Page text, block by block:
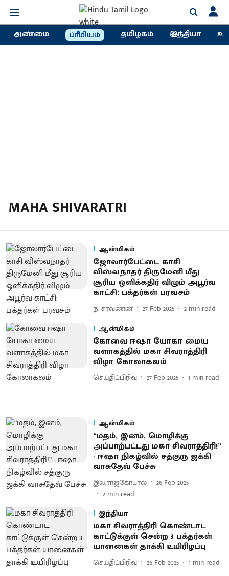
அண்மை ப்ரீமியம் தமிழகம் இந்தியா
MAHA SHIVARATRI
ஆன்மிகம்
ஜோலார்பேட்டை காசி
விஸ்வநாதர் திருமேனி மீது
சூரிய ஒளிக்கதிர் விழும் அபூர்வ
காட்சி: பக்தர்கள் பரவசம்
ந. சரவணன் 27 Feb 2025 2 min read
ஆன்மிகம்
கோவை ஈஷா யோகா மைய
வளாகத்தில் மகா சிவராத்திரி
விழா கோலாகலம்
செய்திப்பிரிவு 27 Feb 2025 1 min read
ஆன்மிகம்
“மதம், இனம், மொழிக்கு
அப்பாற்பட்டது மகா சிவராத்திரி!”
- ஈஷா நிகழ்வில் சத்குரு ஜக்கி
வாசுதேவ் பேச்சு
இல.ராஜகோபால்
26 Feb 2025
2 min read
இந்தியா
மகா சிவராத்திரி கொண்டாட
காட்டுக்குள் சென்ற 3 பக்தர்கள்
யானைகள் தாக்கி உயிரிழப்பு
செய்திப்பிரிவு 26 Feb 2025 1 min read